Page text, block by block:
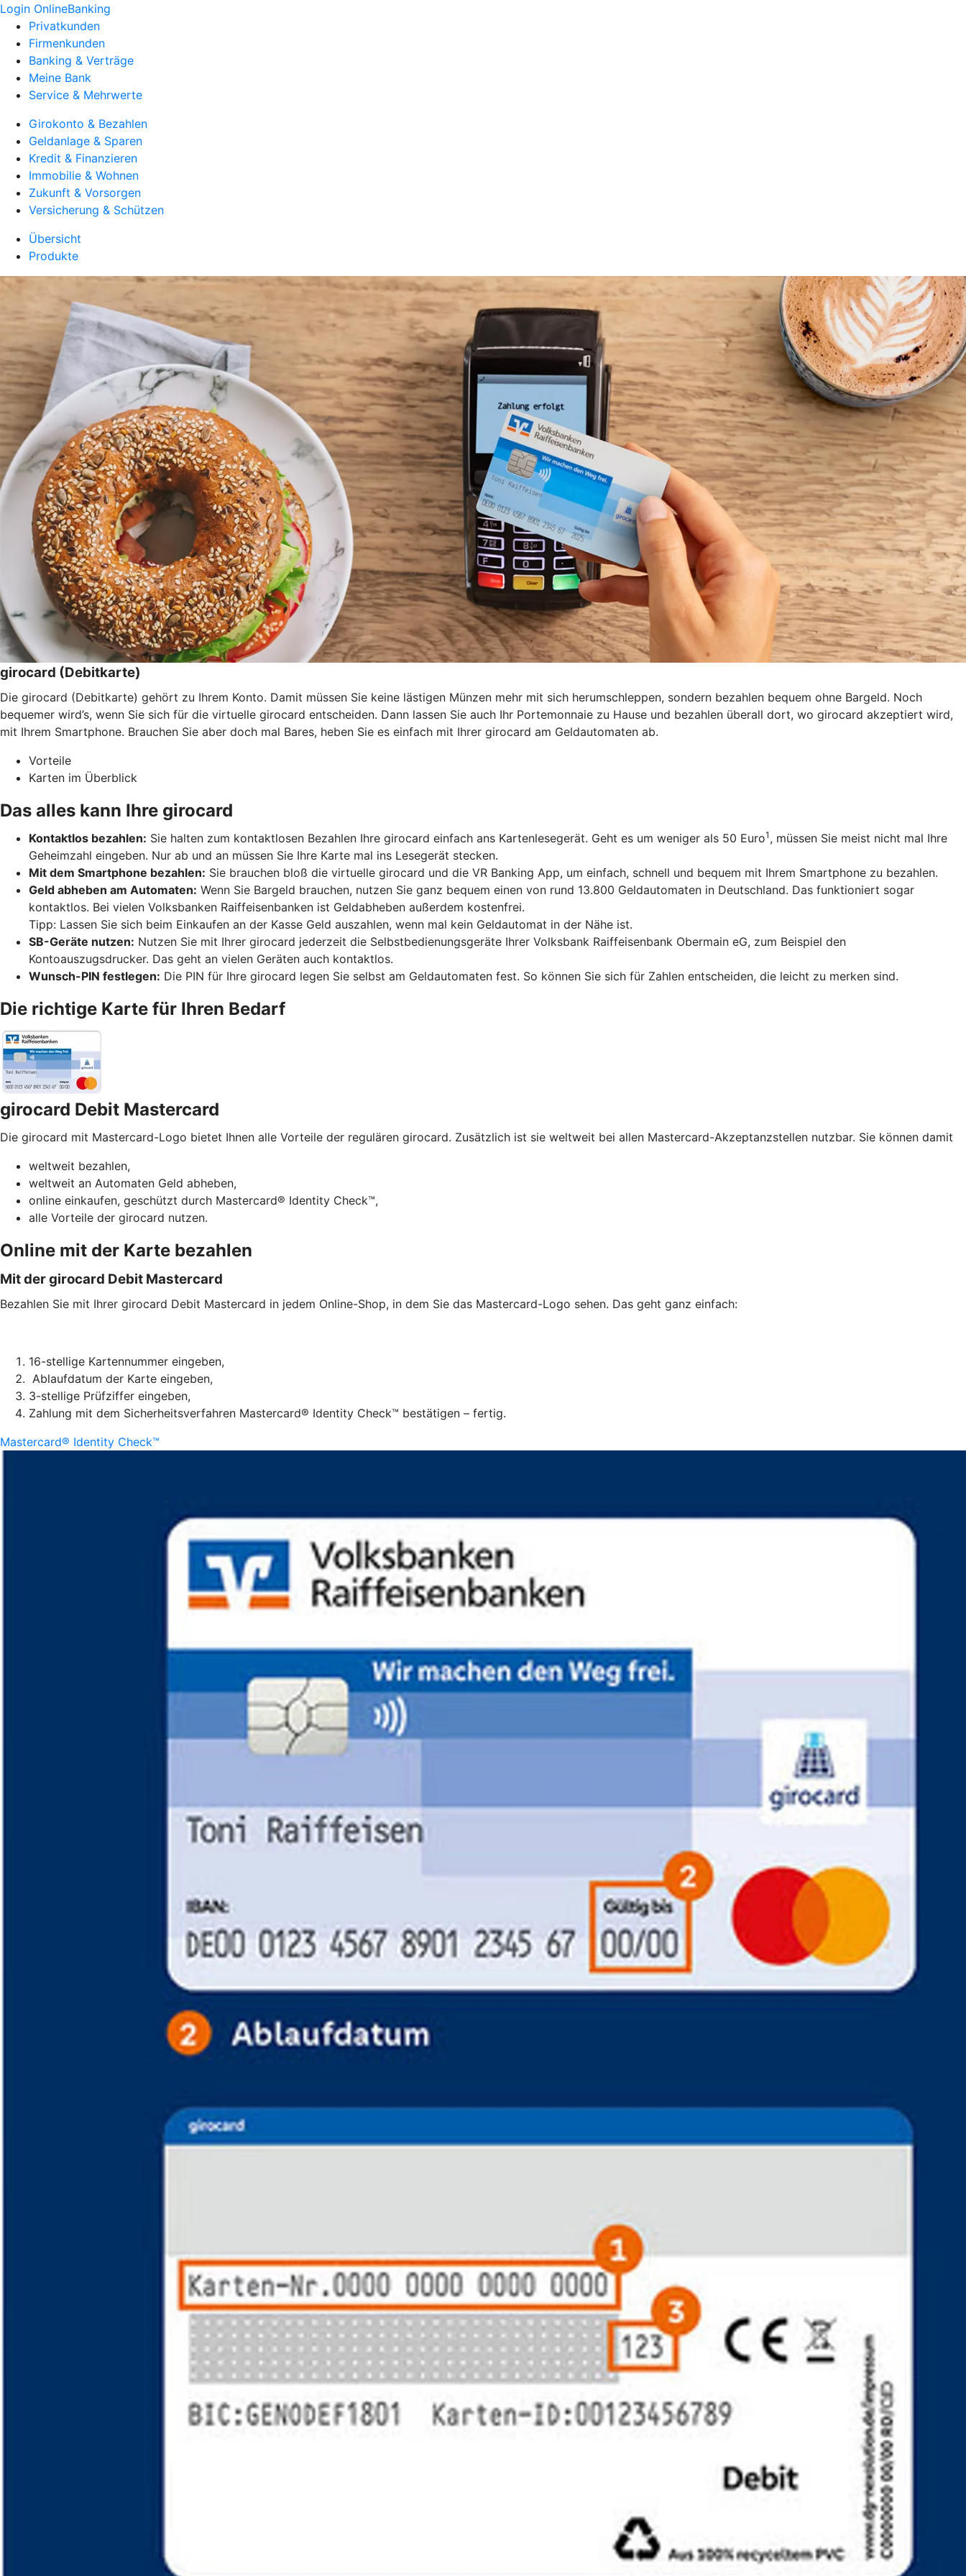
Login OnlineBanking
Privatkunden
Firmenkunden
Banking & Verträge
Meine Bank
Service & Mehrwerte
Girokonto & Bezahlen
Geldanlage & Sparen
Kredit & Finanzieren
Immobilie & Wohnen
Zukunft & Vorsorgen
Versicherung & Schützen
Übersicht
Produkte
girocard (Debitkarte)
Die girocard (Debitkarte) gehört zu Ihrem Konto. Damit müssen Sie keine lästigen Münzen mehr mit sich herumschleppen, sondern bezahlen bequem ohne Bargeld. Noch
bequemer wird’s, wenn Sie sich für die virtuelle girocard entscheiden. Dann lassen Sie auch Ihr Portemonnaie zu Hause und bezahlen überall dort, wo girocard akzeptiert wird,
mit Ihrem Smartphone. Brauchen Sie aber doch mal Bares, heben Sie es einfach mit Ihrer girocard am Geldautomaten ab.
Vorteile
Karten im Überblick
Das alles kann Ihre girocard
Kontaktlos bezahlen: Sie halten zum kontaktlosen Bezahlen Ihre girocard einfach ans Kartenlesegerät. Geht es um weniger als 50 Euro1 , müssen Sie meist nicht mal Ihre
Geheimzahl eingeben. Nur ab und an müssen Sie Ihre Karte mal ins Lesegerät stecken.
Mit dem Smartphone bezahlen: Sie brauchen bloß die virtuelle girocard und die VR Banking App, um einfach, schnell und bequem mit Ihrem Smartphone zu bezahlen.
Geld abheben am Automaten: Wenn Sie Bargeld brauchen, nutzen Sie ganz bequem einen von rund 13.800 Geldautomaten in Deutschland. Das funktioniert sogar
kontaktlos. Bei vielen Volksbanken Raiffeisenbanken ist Geldabheben außerdem kostenfrei.
Tipp: Lassen Sie sich beim Einkaufen an der Kasse Geld auszahlen, wenn mal kein Geldautomat in der Nähe ist.
SB-Geräte nutzen: Nutzen Sie mit Ihrer girocard jederzeit die Selbstbedienungsgeräte Ihrer Volksbank Raiffeisenbank Obermain eG, zum Beispiel den
Kontoauszugsdrucker. Das geht an vielen Geräten auch kontaktlos.
Wunsch-PIN festlegen: Die PIN für Ihre girocard legen Sie selbst am Geldautomaten fest. So können Sie sich für Zahlen entscheiden, die leicht zu merken sind.
Die richtige Karte für Ihren Bedarf
girocard Debit Mastercard
Die girocard mit Mastercard-Logo bietet Ihnen alle Vorteile der regulären girocard. Zusätzlich ist sie weltweit bei allen Mastercard-Akzeptanzstellen nutzbar. Sie können damit
weltweit bezahlen,
weltweit an Automaten Geld abheben,
online einkaufen, geschützt durch Mastercard® Identity Check™,
alle Vorteile der girocard nutzen.
Online mit der Karte bezahlen
Mit der girocard Debit Mastercard
Bezahlen Sie mit Ihrer girocard Debit Mastercard in jedem Online-Shop, in dem Sie das Mastercard-Logo sehen. Das geht ganz einfach:
16-stellige Kartennummer eingeben,
Ablaufdatum der Karte eingeben,
3-stellige Prüfziffer eingeben,
Zahlung mit dem Sicherheitsverfahren Mastercard® Identity Check™ bestätigen – fertig.
Mastercard® Identity Check™